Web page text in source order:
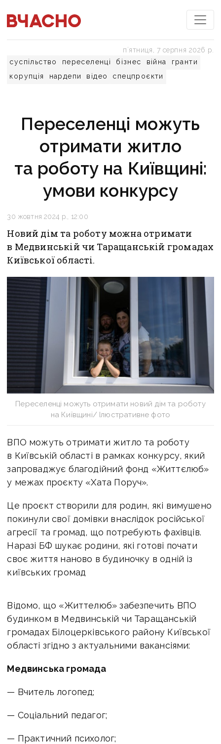
суспільство переселенці бізнес війна
гранти
корупція
нардепи відео спецпроєкти
пʼятниця, 7 серпня 2026 р.
Переселенці можуть
отримати житло
та роботу на Київщині:
умови конкурсу
30 жовтня 2024 р., 12:00
Новий дім та роботу можна отримати
в Медвинській чи Таращанській громадах
Київської області.
Переселенці можуть отримати новий дім та роботу
на Київщині/ Ілюстративне фото
ВПО можуть отримати житло та роботу
в Київській області в рамках конкурсу, який
запроваджує благодійний фонд «Життєлюб»
у межах проєкту «Хата Поруч».
Це проєкт створили для родин, які вимушено
покинули свої домівки внаслідок російської
агресії та громад, що потребують фахівців.
Наразі БФ шукає родини, які готові почати
своє життя наново в будиночку в одній із
київських громад
Відомо, що «Життелюб» забезпечить ВПО
будинком в Медвинській чи Таращанській
громадах Білоцерківського району Київської
області згідно з актуальними вакансіями:
Медвинська громада
— Вчитель логопед;
— Соціальний педагог;
— Практичний психолог;